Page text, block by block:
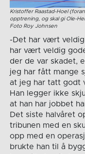
Kristoffer Raastad-Hoel
opptrening, og skal gi Ole-
Foto Roy Johnsen
-Det har vært
har vært veldig
der de var skadet,
jeg har fått mange
at jeg har tatt godt
Han legger ikke
at han har jobbet
Det siste halvåret
tribunen med en
opp med en
brukte han til å